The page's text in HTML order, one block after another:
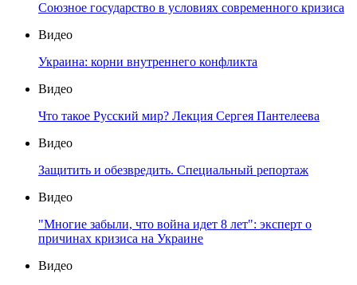
Союзное государство в условиях современного кризиса
Видео
Украина: корни внутреннего конфликта
Видео
Что такое Русский мир? Лекция Сергея Пантелеева
Видео
Защитить и обезвредить. Специальный репортаж
Видео
"Многие забыли, что война идет 8 лет": эксперт о
причинах кризиса на Украине
Видео